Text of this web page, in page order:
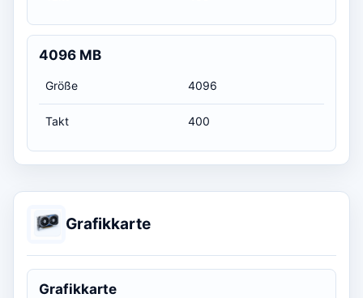
4096 MB
Größe 4096
Takt 400
Grafikkarte
Grafikkarte